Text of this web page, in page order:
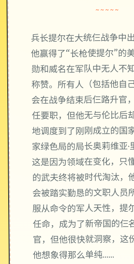
~~~~~
兵长提尔在大统仨战争中
他赢得了“长枪使提尔”的
勋和威名在军队中无人不
称赞。所有人（包括他自
会在战争结束后仨路升官
任要职，但他无与伦比后
地调度到了刚刚成立的国
家绿色局的局长奥莉维亚
这是因为领域在变化，只
的武夫终将被时代淘汰，
会被踏实勤恳的文职人员
服从命令的军人天性，提
任命，成为了新帝国的仨
官，但他很快就洞察，这
他想象得那么单纯……